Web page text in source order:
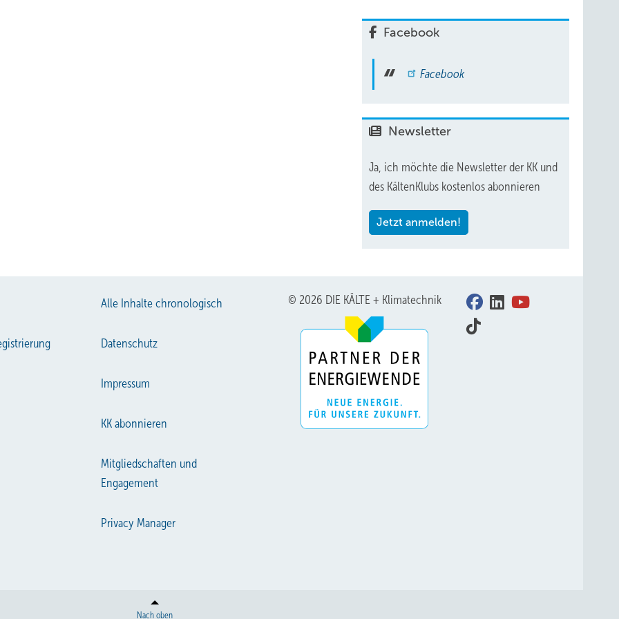
Facebook
Facebook
Newsletter
Ja, ich möchte die Newsletter der KK und
des KältenKlubs kostenlos abonnieren
Jetzt anmelden!
Alle Inhalte chronologisch
Datenschutz
Impressum
KK abonnieren
Mitgliedschaften und
Engagement
Privacy Manager
© 2026 DIE KÄLTE + Klimatechnik
Nach oben